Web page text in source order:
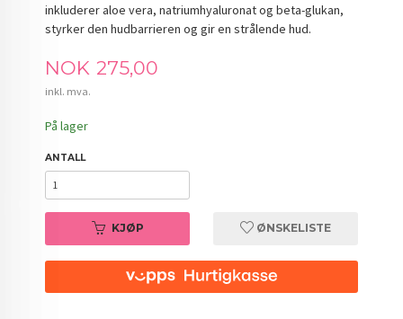
inkluderer aloe vera, natriumhyaluronat og beta-glukan,
styrker den hudbarrieren og gir en strålende hud.
Pris
NOK 275,00
inkl. mva.
På lager
ANTALL
KJØP ØNSKELISTE